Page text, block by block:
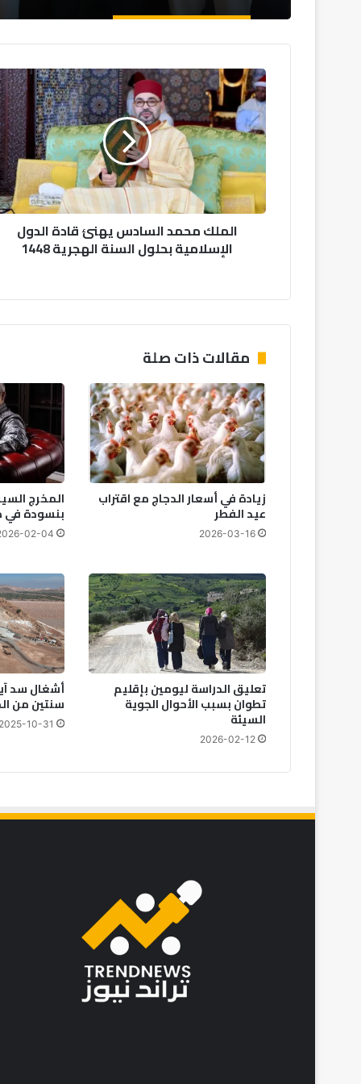
ا
ل
م
ل
ك
م
ح
م
د
د
ن
ئ
ق
ا
د
ة
ا
ل
د
و
ل
س
ل
ا
م
ي
ة
ب
ح
ل
ل
س
الملك محمد السادس يهنئ قادة الدول
الإسلامية بحلول السنة الهجرية 1448
مقالات ذات صلة
زيادة في أسعار الدجاج مع اقتراب
عيد الفطر
2026-03-16
المخرج
بنسودة في
02-04
تعليق الدراسة ليومين بإقليم
تطوان بسبب الأحوال الجوية
السيئة
2026-02-12
سنتين من
2025-10-31